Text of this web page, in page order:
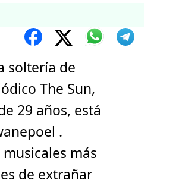
soltería de
The Sun,
29 años, está
.
más
de extrañar